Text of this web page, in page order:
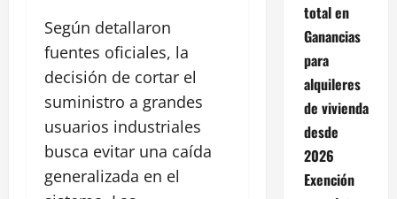
Según detallaron
fuentes oficiales, la
decisión de cortar el
suministro a grandes
usuarios industriales
busca evitar una caída
generalizada en el
total en
Ganancias
para
alquileres
de vivienda
desde
2026
Exención